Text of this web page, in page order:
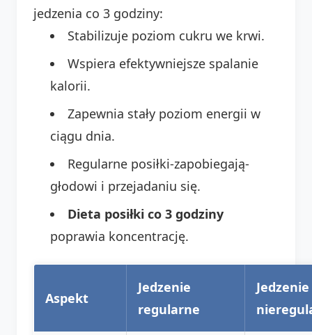
jedzenia co 3 godziny:
Stabilizuje poziom cukru we krwi.
Wspiera efektywniejsze spalanie
kalorii.
Zapewnia stały poziom energii w
ciągu dnia.
Regularne posiłki-zapobiegają-
głodowi i przejadaniu się.
Dieta posiłki co 3 godziny
poprawia koncentrację.
Aspekt
Jedzenie
regularne
Jedzenie